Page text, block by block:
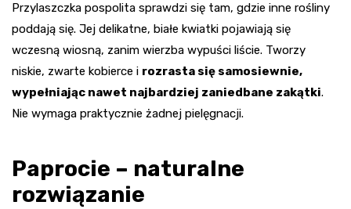
Przylaszczka pospolita sprawdzi się tam, gdzie inne rośliny
poddają się. Jej delikatne, białe kwiatki pojawiają się
wczesną wiosną, zanim wierzba wypuści liście. Tworzy
niskie, zwarte kobierce i rozrasta się samosiewnie,
wypełniając nawet najbardziej zaniedbane zakątki.
Nie wymaga praktycznie żadnej pielęgnacji.
Paprocie – naturalne
rozwiązanie